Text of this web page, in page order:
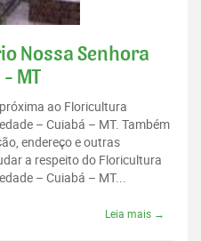
Nossa Senhora
MT
ao Floricultura
– Cuiabá – MT. Também
endereço e outras
a respeito do Floricultura
– Cuiabá – MT...
Leia mais →